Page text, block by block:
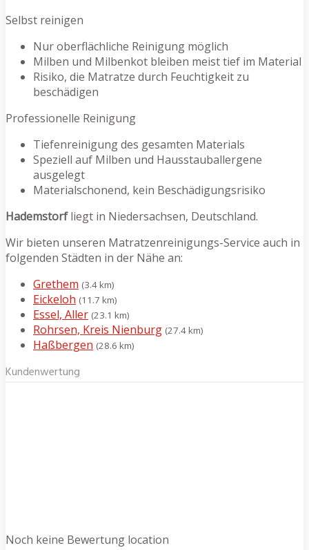
Selbst reinigen
Nur oberflächliche Reinigung möglich
Milben und Milbenkot bleiben meist tief im Material
Risiko, die Matratze durch Feuchtigkeit zu
beschädigen
Professionelle Reinigung
Tiefenreinigung des gesamten Materials
Speziell auf Milben und Hausstauballergene
ausgelegt
Materialschonend, kein Beschädigungsrisiko
Hademstorfliegt in Niedersachsen, Deutschland.
Wir bieten unseren Matratzenreinigungs-Service auch in
folgenden Städten in der Nähe an:
Grethem (3.4 km)
Eickeloh (11.7 km)
Essel, Aller (23.1 km)
Rohrsen, Kreis Nienburg (27.4 km)
Haßbergen (28.6 km)
Kundenwertung
Noch keine Bewertung location